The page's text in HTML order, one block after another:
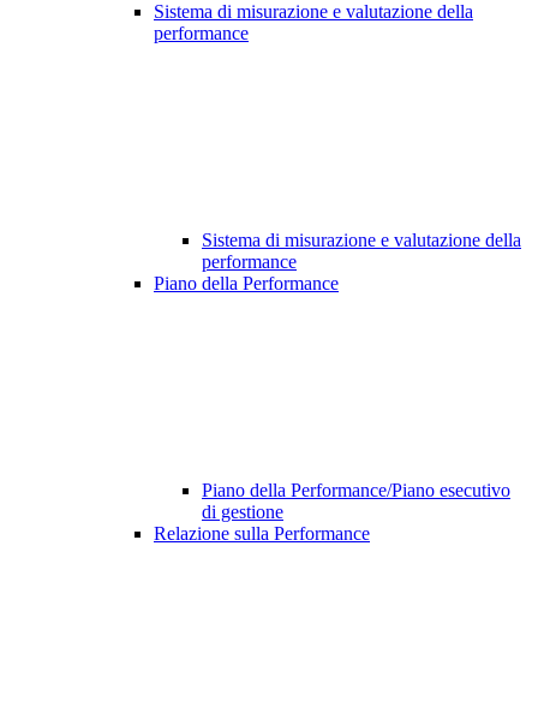
Sistema di misurazione e valutazione della
performance
Sistema di misurazione e valutazione della
performance
Piano della Performance
Piano della Performance/Piano esecutivo
di gestione
Relazione sulla Performance